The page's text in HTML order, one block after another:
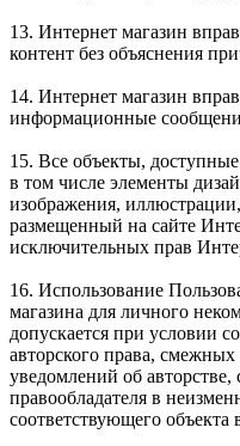
13. Интернет магазин
контент без объяснения
14. Интернет магазин
информационные
15. Все объекты,
в том числе элементы
изображения,
размещенный на сайте
исключительных прав
16. Использование
магазина для личного
допускается при условии
авторского права,
уведомлений об
правообладателя в
соответствующего